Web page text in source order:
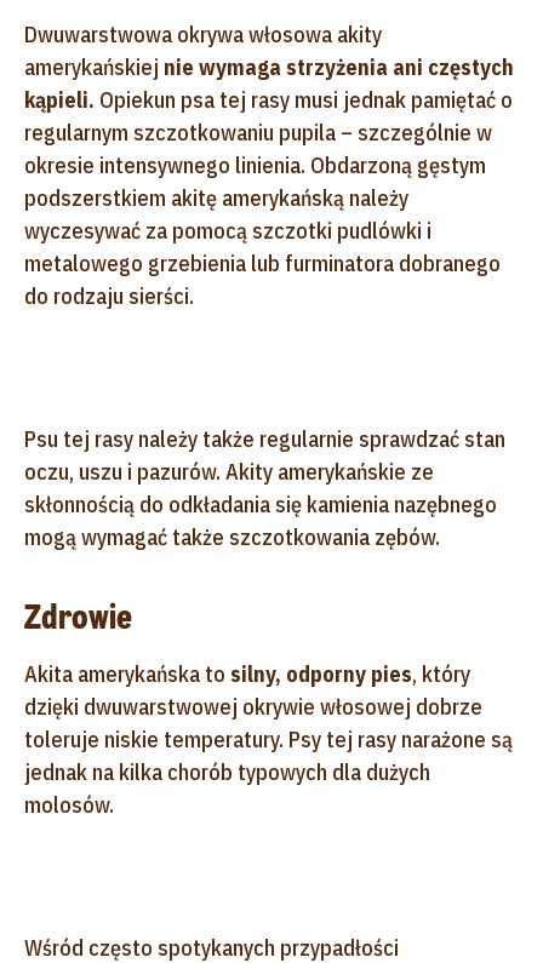
Dwuwarstwowa okrywa włosowa akity
amerykańskiej nie wymaga strzyżenia ani częstych
kąpieli. Opiekun psa tej rasy musi jednak pamiętać o
regularnym szczotkowaniu pupila – szczególnie w
okresie intensywnego linienia. Obdarzoną gęstym
podszerstkiem akitę amerykańską należy
wyczesywać za pomocą szczotki pudlówki i
metalowego grzebienia lub furminatora dobranego
do rodzaju sierści.
Psu tej rasy należy także regularnie sprawdzać stan
oczu, uszu i pazurów. Akity amerykańskie ze
skłonnością do odkładania się kamienia nazębnego
mogą wymagać także szczotkowania zębów.
Zdrowie
Akita amerykańska to silny, odporny pies, który
dzięki dwuwarstwowej okrywie włosowej dobrze
toleruje niskie temperatury. Psy tej rasy narażone są
jednak na kilka chorób typowych dla dużych
molosów.
Wśród często spotykanych przypadłości